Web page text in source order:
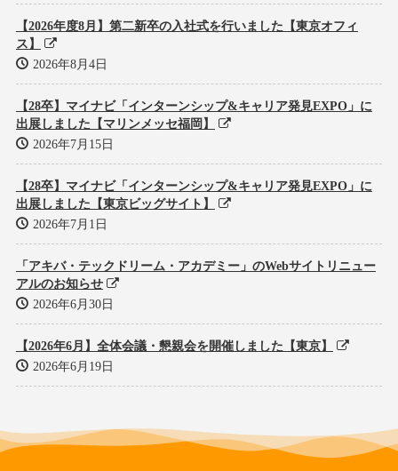
【2026年度8月】第二新卒の入社式を行いました【東京オフィ
ス】
2026年8月4日
【28卒】マイナビ「インターンシップ&キャリア発見EXPO」に
出展しました【マリンメッセ福岡】
2026年7月15日
【28卒】マイナビ「インターンシップ&キャリア発見EXPO」に
出展しました【東京ビッグサイト】
2026年7月1日
「アキバ・テックドリーム・アカデミー」のWebサイトリニュー
アルのお知らせ
2026年6月30日
【2026年6月】全体会議・懇親会を開催しました【東京】
2026年6月19日